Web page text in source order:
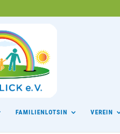
FAMILIENLOTSIN VEREIN